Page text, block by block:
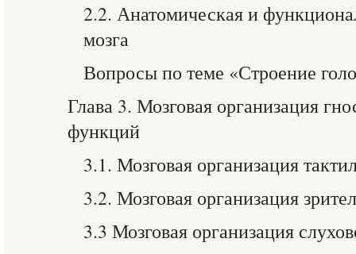
2.2. Анатомическая и
мозга
Вопросы по теме «Строение
Глава 3. Мозговая организация
функций
3.1. Мозговая организация
3.2. Мозговая организация
3.3 Мозговая организация